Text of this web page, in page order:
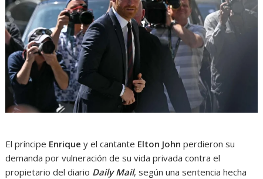
El príncipe Enriquey el cantante Elton John perdieron su
demanda por vulneración de su vida privada contra el
propietario del diario Daily Mail, según una sentencia hecha